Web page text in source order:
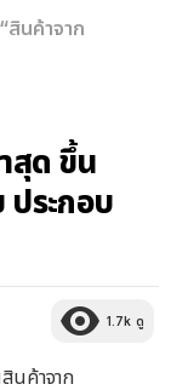
สินค้าจาก
สุด ขึ้น
ประกอบ
1.7k ดู
นค้าจาก